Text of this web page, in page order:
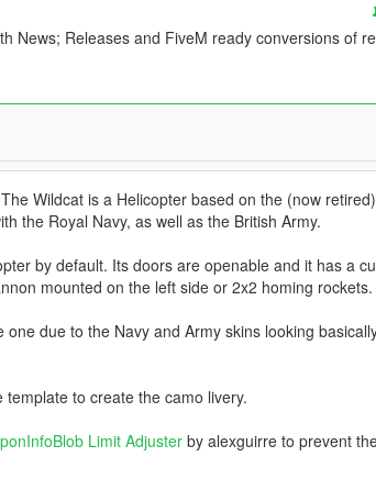
News; Releases and FiveM ready conversions of
Wildcat is a Helicopter based on the (now
the Royal Navy, as well as the British Army.
by default. Its doors are openable and it has a
mounted on the left side or 2x2 homing
due to the Navy and Army skins looking
to create the camo livery.
Limit Adjusterby alexguirre to prevent